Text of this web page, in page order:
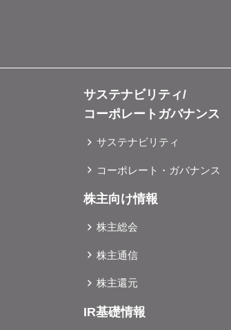
サステナビリティ/
コーポレートガバナンス
サステナビリティ
コーポレート・ガバナンス
株主向け情報
株主総会
株主通信
株主還元
IR基礎情報